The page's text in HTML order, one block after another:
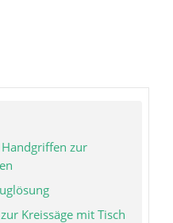
zur
Kreissäge mit Tisch